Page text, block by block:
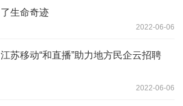
了生命奇迹
2022-06-06
江苏移动“和直播”助力地方民企云招聘
2022-06-06